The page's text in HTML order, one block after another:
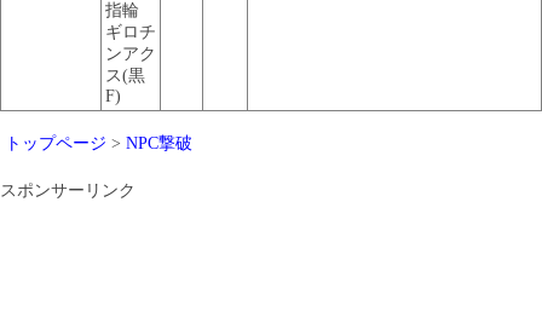
指輪
ギロチ
ンアク
ス(黒
F)
トップページ > NPC撃破
スポンサーリンク